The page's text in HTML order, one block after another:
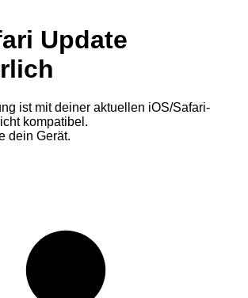
Update
ist mit deiner aktuellen iOS/Safari-
kompatibel.
dein Gerät.